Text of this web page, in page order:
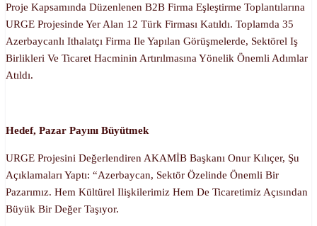
Proje Kapsamında Düzenlenen B2B Firma Eşleştirme Toplantılarına
URGE Projesinde Yer Alan 12 Türk Firması Katıldı. Toplamda 35
Azerbaycanlı Ithalatçı Firma Ile Yapılan Görüşmelerde, Sektörel Iş
Birlikleri Ve Ticaret Hacminin Artırılmasına Yönelik Önemli Adımlar
Atıldı.
Hedef, Pazar Payını Büyütmek
URGE Projesini Değerlendiren AKAMİB Başkanı Onur Kılıçer, Şu
Açıklamaları Yaptı: “Azerbaycan, Sektör Özelinde Önemli Bir
Pazarımız. Hem Kültürel Ilişkilerimiz Hem De Ticaretimiz Açısından
Büyük Bir Değer Taşıyor.